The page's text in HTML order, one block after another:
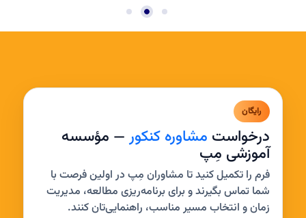
رایگان
درخواست مشاوره کنکور— مؤسسه
آموزشی مِپ
فرم را تکمیل کنید تا مشاوران مِپ در اولین فرصت با
شما تماس بگیرند و برای برنامه‌ریزی مطالعه، مدیریت
زمان و انتخاب مسیر مناسب، راهنمایی‌تان کنند.